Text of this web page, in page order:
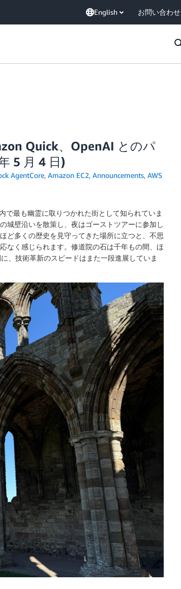
English お問い合わせ
Quick、OpenAI とのパ
5 月 4 日)
AgentCore, Amazon EC2, Announcements, AWS
最も幽霊に取りつかれた街として知られていま
城壁沿いを散策し、夜はゴーストツアーに参加し
ど多くの歴史を見守ってきた場所に立つと、不思
なく感じられます。修道院の石は千年もの間、ほ
、技術革新のスピードはまた一段進展していま